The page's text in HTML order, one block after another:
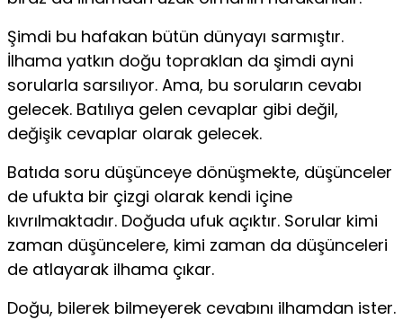
Şimdi bu hafakan bütün dünyayı sarmıştır.
İlhama yatkın doğu topraklan da şimdi ayni
sorularla sarsılı­yor. Ama, bu soruların cevabı
gelecek. Batılıya gelen cevaplar gibi değil,
değişik cevaplar olarak gelecek.
Batıda soru düşünceye dönüşmekte, düşünceler
de ufukta bir çizgi olarak kendi içine
kıvrılmaktadır. Do­ğuda ufuk açıktır. Sorular kimi
zaman düşüncelere, kimi zaman da düşünceleri
de atlayarak ilhama çıkar.
Doğu, bilerek bilmeyerek cevabını ilhamdan ister.